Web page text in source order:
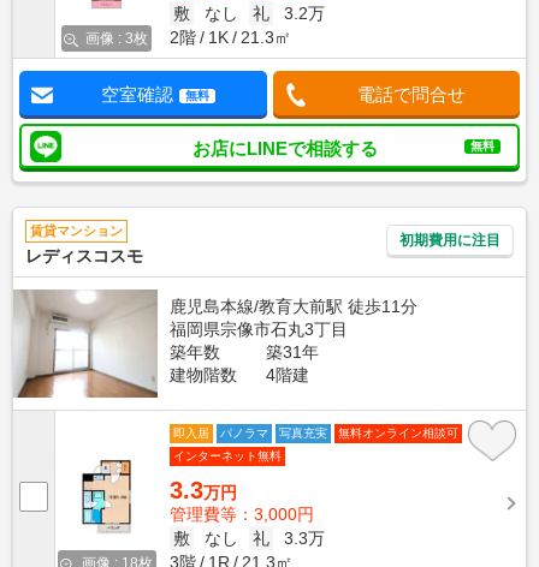
画像 : 3枚
敷
なし 礼
3.2万
2階
1K 21.3㎡
空室確認 無料 電話で問合せ
お店にLINEで相談する 無料
賃貸マンション
レディスコスモ
初期費用に注目
鹿児島本線/教育大前駅 徒歩11分
福岡県宗像市石丸3丁目
築年数
築31年
建物階数
4階建
画像 : 18枚
即入居 パノラマ 写真充実
無料オンライン相談可
インターネット無料
3.3万円
管理費等：3,000円
敷
なし 礼
3.3万
3階
1R 21.3㎡